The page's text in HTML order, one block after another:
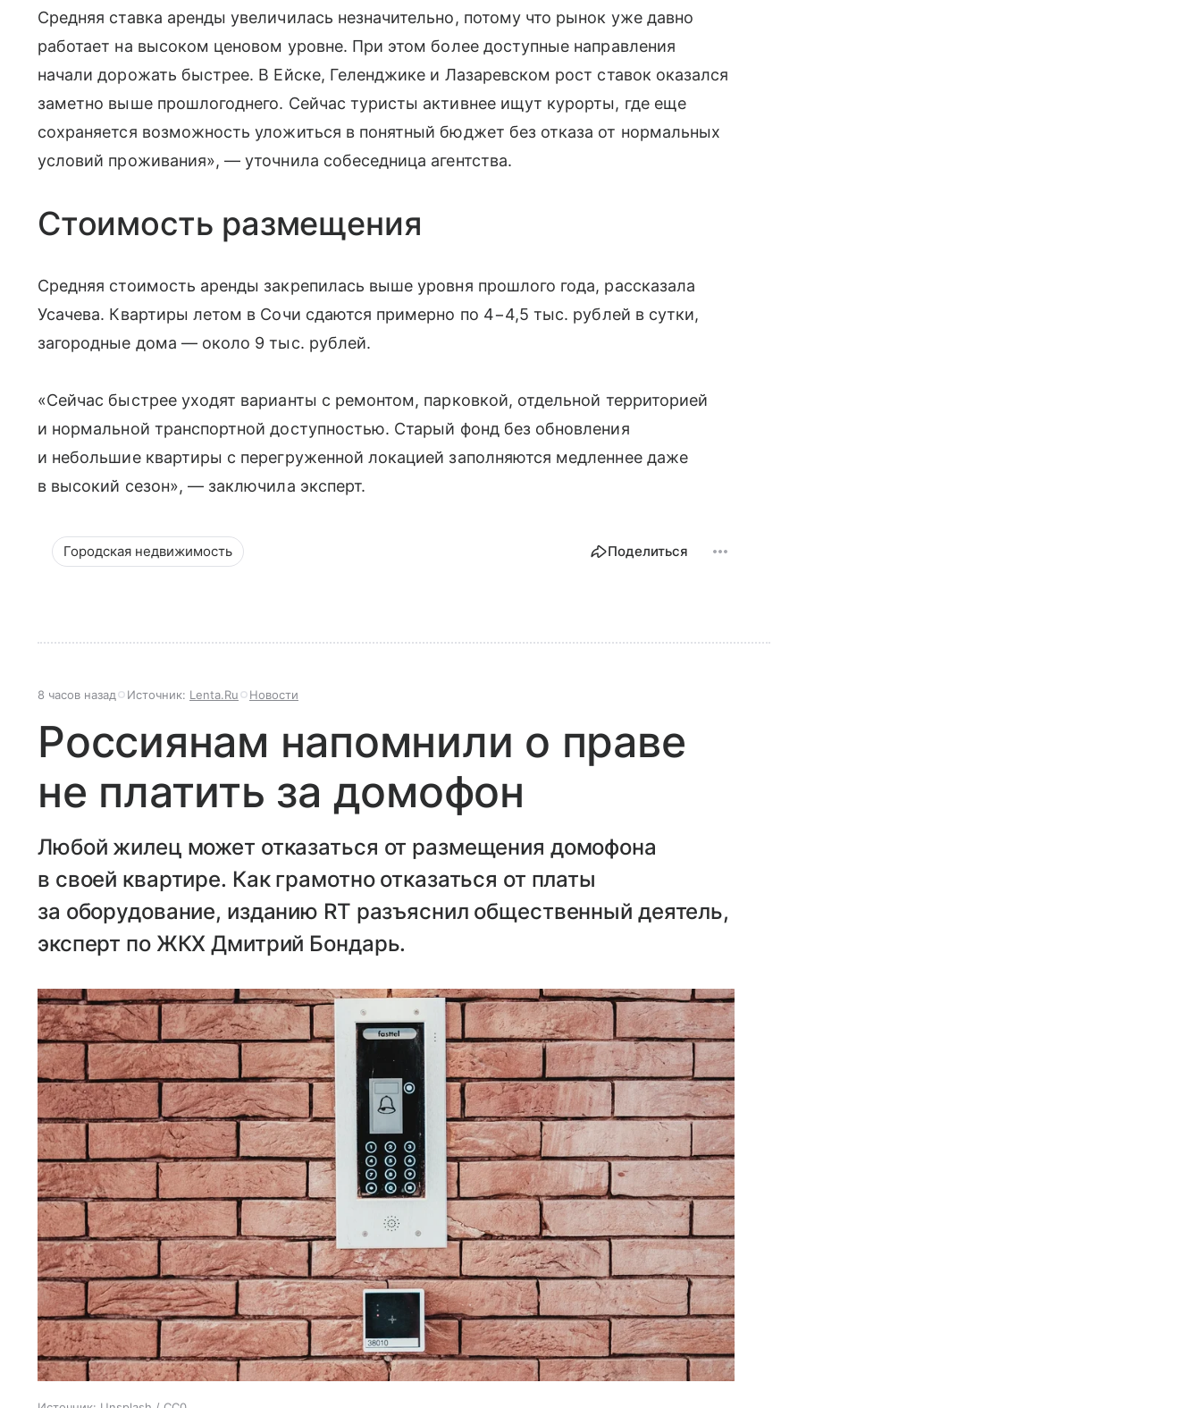
Средняя ставка аренды увеличилась незначительно, потому что рынок уже давно
работает на высоком ценовом уровне. При этом более доступные направления
начали дорожать быстрее. В Ейске, Геленджике и Лазаревском рост ставок оказался
заметно выше прошлогоднего. Сейчас туристы активнее ищут курорты, где еще
сохраняется возможность уложиться в понятный бюджет без отказа от нормальных
условий проживания», — уточнила собеседница агентства.
Стоимость размещения
Средняя стоимость аренды закрепилась выше уровня прошлого года, рассказала
Усачева. Квартиры летом в Сочи сдаются примерно по 4−4,5 тыс. рублей в сутки,
загородные дома — около 9 тыс. рублей.
«Сейчас быстрее уходят варианты с ремонтом, парковкой, отдельной территорией
и нормальной транспортной доступностью. Старый фонд без обновления
и небольшие квартиры с перегруженной локацией заполняются медленнее даже
в высокий сезон», — заключила эксперт.
Городская недвижимость Поделиться
8 часов назад Источник: Lenta.Ru Новости
Россиянам напомнили о праве
не платить за домофон
Любой жилец может отказаться от размещения домофона
в своей квартире. Как грамотно отказаться от платы
за оборудование, изданию RT разъяснил общественный деятель,
эксперт по ЖКХ Дмитрий Бондарь.